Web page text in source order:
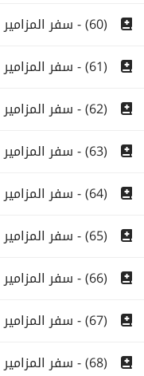
(60) - سفر المزامير الاصحاح الستون
(61) - سفر المزامير الاصحاح الحادى والستون
(62) - سفر المزامير الاصحاح الثانى والستون
(63) - سفر المزامير الاصحاح الثالث والستون
(64) - سفر المزامير الاصحاح الرابع والستون
(65) - سفر المزامير الاصحاح الخامس والستون
(66) - سفر المزامير الاصحاح السادس والستون
(67) - سفر المزامير الاصحاح السابع والستون
(68) - سفر المزامير الاصحاح الثامن والستون